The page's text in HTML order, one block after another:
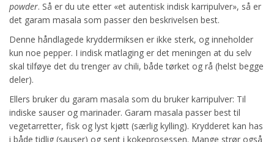
powder. Så er du ute etter «et autentisk indisk karripulver», så er
det garam masala som passer den beskrivelsen best.
Denne håndlagede kryddermiksen er ikke sterk, og inneholder
kun noe pepper. I indisk matlaging er det meningen at du selv
skal tilføye det du trenger av chili, både tørket og rå (helst begge
deler).
Ellers bruker du garam masala som du bruker karripulver: Til
indiske sauser og marinader. Garam masala passer best til
vegetarretter, fisk og lyst kjøtt (særlig kylling). Krydderet kan has
i både tidlig (sauser) og sent i kokeprosessen. Mange strør også